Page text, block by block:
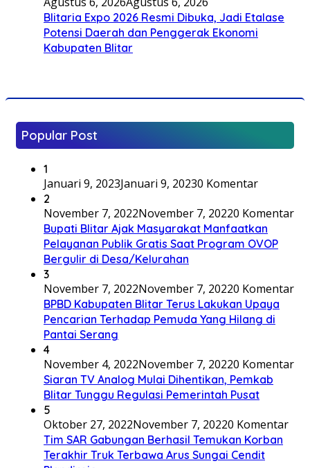
Blitaria Expo 2026 Resmi Dibuka, Jadi Etalase
Potensi Daerah dan Penggerak Ekonomi
Kabupaten Blitar
Popular Post
1
Januari 9, 2023Januari 9, 20230 Komentar
2
November 7, 2022November 7, 20220 Komentar
Bupati Blitar Ajak Masyarakat Manfaatkan
Pelayanan Publik Gratis Saat Program OVOP
Bergulir di Desa/Kelurahan
3
November 7, 2022November 7, 20220 Komentar
BPBD Kabupaten Blitar Terus Lakukan Upaya
Pencarian Terhadap Pemuda Yang Hilang di
Pantai Serang
4
November 4, 2022November 7, 20220 Komentar
Siaran TV Analog Mulai Dihentikan, Pemkab
Blitar Tunggu Regulasi Pemerintah Pusat
5
Oktober 27, 2022November 7, 20220 Komentar
Tim SAR Gabungan Berhasil Temukan Korban
Terakhir Truk Terbawa Arus Sungai Cendit